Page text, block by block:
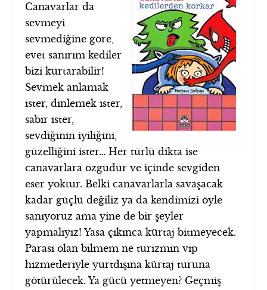
Canavarlar da
sevmeyi
sevmediğine göre,
evet sanırım kediler
bizi kurtarabilir!
Sevmek anlamak
ister, dinlemek ister,
sabır ister,
sevdiğinin iyiliğini,
güzelliğini ister… Her türlü dikta ise
canavarlara özgüdür ve içinde sevgiden
eser yoktur. Belki canavarlarla savaşacak
kadar güçlü değiliz ya da kendimizi öyle
sanıyoruz ama yine de bir şeyler
yapmalıyız! Yasa çıkınca kürtaj bitmeyecek.
Parası olan bilmem ne turizmin vip
hizmetleriyle yurtdışına kürtaj turuna
götürülecek. Ya gücü yetmeyen? Geçmiş